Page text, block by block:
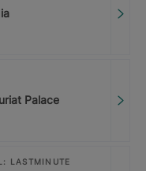
Palace
LASTMINUTE